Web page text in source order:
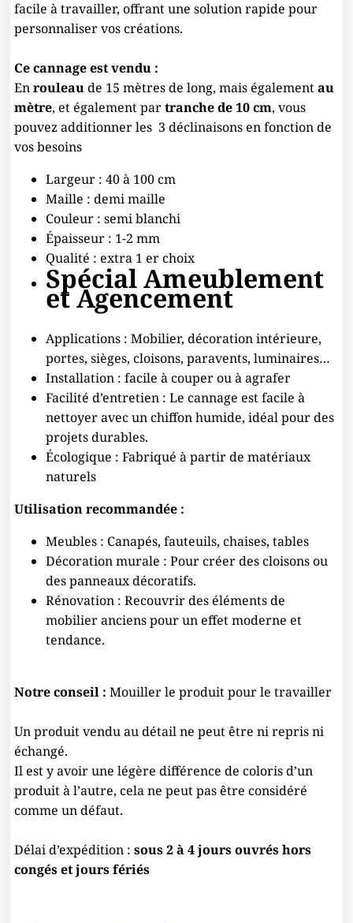
facile à travailler, offrant une solution rapide pour
personnaliser vos créations.
Ce cannage est vendu :
Enrouleaude 15 mètres de long, mais égalementau
mètre, et également partranche de 10 cm, vous
pouvez additionner les 3 déclinaisons en fonction de
vos besoins
Largeur : 40 à 100 cm
Maille : demi maille
Couleur : semi blanchi
Épaisseur : 1-2 mm
Qualité : extra 1 er choix
Spécial Ameublement
et Agencement
Applications : Mobilier, décoration intérieure,
portes, sièges, cloisons, paravents, luminaires…
Installation : facile à couper ou à agrafer
Facilité d’entretien : Le cannage est facile à
nettoyer avec un chiffon humide, idéal pour des
projets durables.
Écologique : Fabriqué à partir de matériaux
naturels
Utilisation recommandée :
Meubles : Canapés, fauteuils, chaises, tables
Décoration murale : Pour créer des cloisons ou
des panneaux décoratifs.
Rénovation : Recouvrir des éléments de
mobilier anciens pour un effet moderne et
tendance.
Notre conseil : Mouiller le produit pour le travailler
Un produit vendu au détail ne peut être ni repris ni
échangé.
Il est y avoir une légère différence de coloris d’un
produit à l’autre, cela ne peut pas être considéré
comme un défaut.
Délai d’expédition :sous 2 à 4 jours ouvrés hors
congés et jours fériés